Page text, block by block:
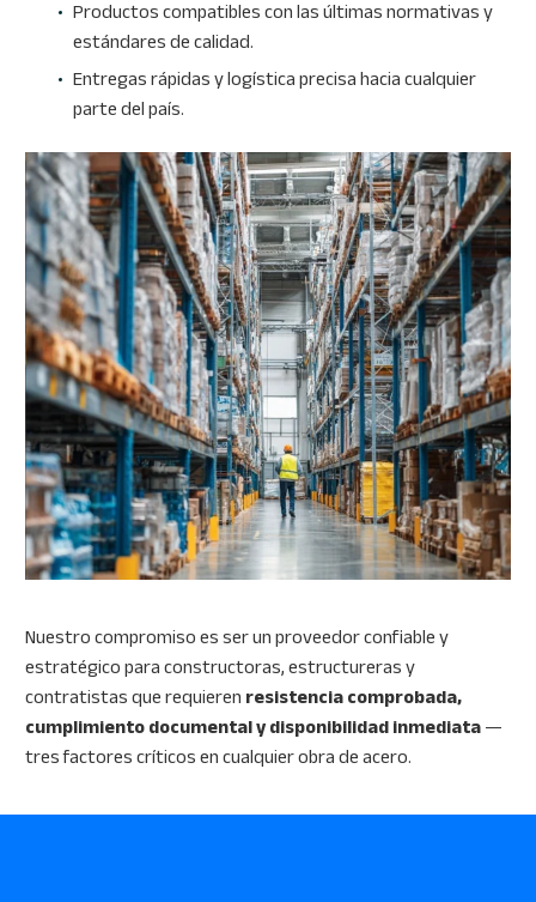
Productos compatibles con las últimas normativas y
estándares de calidad.
Entregas rápidas y logística precisa hacia cualquier
parte del país.
Nuestro compromiso es ser un proveedor confiable y
estratégico para constructoras, estructureras y
contratistas que requieren resistencia comprobada,
cumplimiento documental y disponibilidad inmediata —
tres factores críticos en cualquier obra de acero.